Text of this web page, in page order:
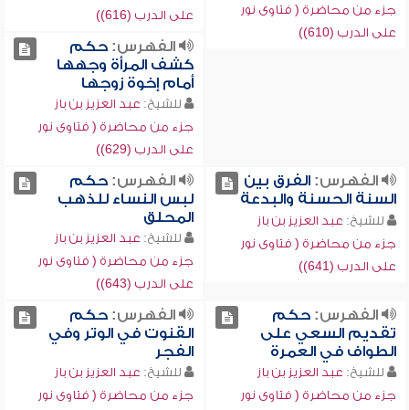
جزء من محاضرة ( فتاوى نور
على الدرب (610))
على الدرب (616))
الفهرس:حكم
كشف المرأة وجهها
أمام إخوة زوجها
للشيخ: عبد العزيز بن باز
جزء من محاضرة ( فتاوى نور
على الدرب (629))
الفهرس:الفرق بين
السنة الحسنة والبدعة
للشيخ: عبد العزيز بن باز
جزء من محاضرة ( فتاوى نور
على الدرب (641))
الفهرس:حكم
لبس النساء للذهب
المحلق
للشيخ: عبد العزيز بن باز
جزء من محاضرة ( فتاوى نور
على الدرب (643))
الفهرس:حكم
تقديم السعي على
الطواف في العمرة
للشيخ: عبد العزيز بن باز
جزء من محاضرة ( فتاوى نور
الفهرس:حكم
القنوت في الوتر وفي
الفجر
للشيخ: عبد العزيز بن باز
جزء من محاضرة ( فتاوى نور